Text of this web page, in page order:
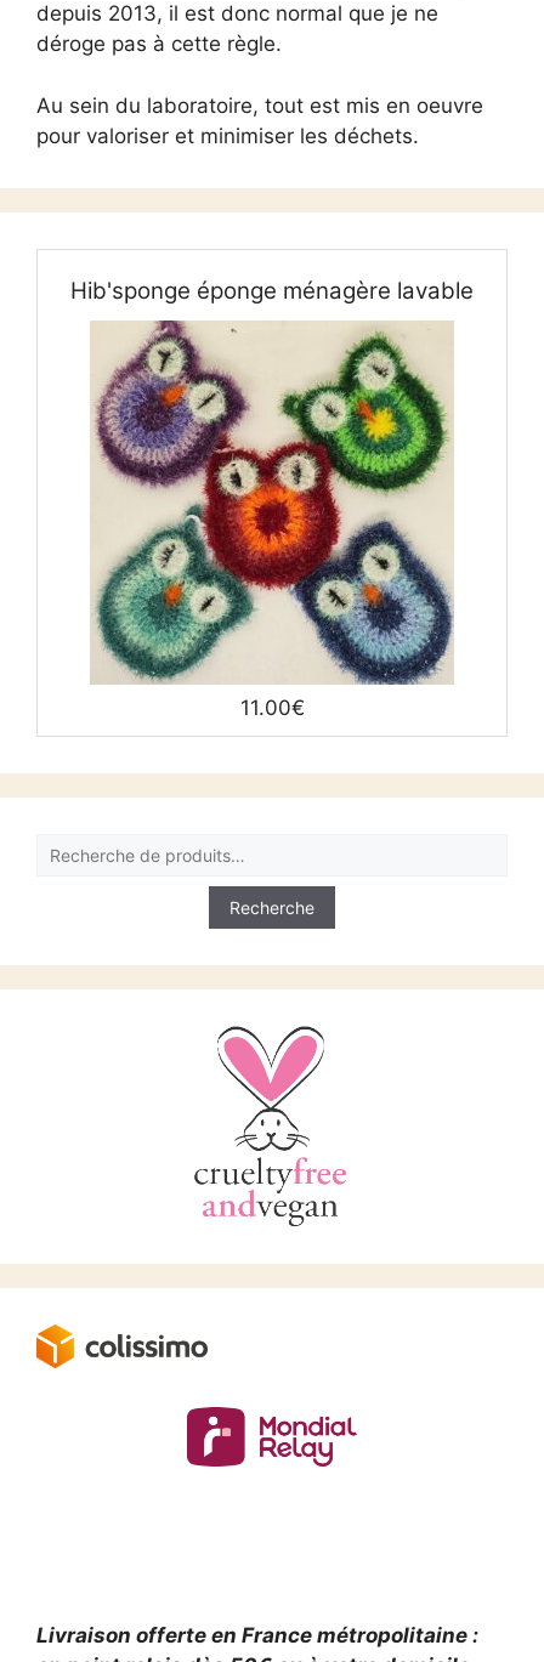
depuis 2013, il est donc normal que je ne
déroge pas à cette règle.
Au sein du laboratoire, tout est mis en oeuvre
pour valoriser et minimiser les déchets.
Hib'sponge éponge ménagère lavable
11.00€
Recherche
Recherche
Livraison offerte en France métropolitaine :